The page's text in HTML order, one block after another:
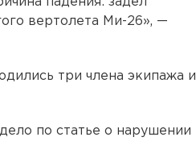
вертолета Ми-26», —
три члена экипажа и
по статье о нарушении